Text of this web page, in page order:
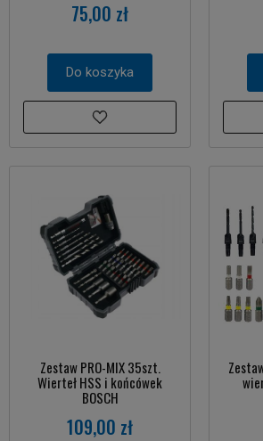
75,00 zł
Do koszyka
Zestaw PRO-MIX 35szt.
Wierteł HSS i końcówek
BOSCH
109,00 zł